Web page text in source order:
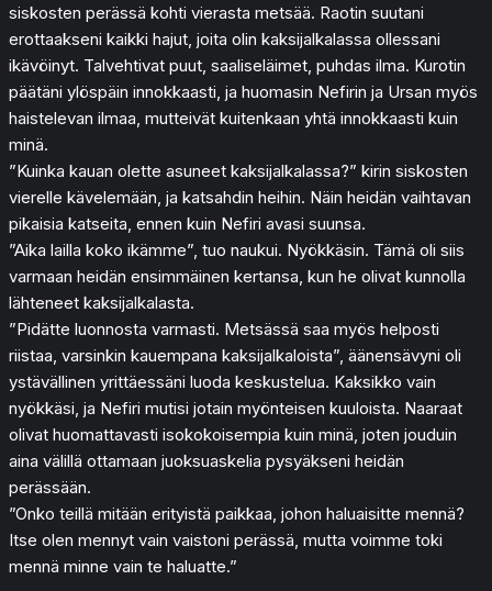
siskosten perässä kohti vierasta metsää. Raotin suutani
erottaakseni kaikki hajut, joita olin kaksijalkalassa ollessani
ikävöinyt. Talvehtivat puut, saaliseläimet, puhdas ilma. Kurotin
päätäni ylöspäin innokkaasti, ja huomasin Nefirin ja Ursan myös
haistelevan ilmaa, mutteivät kuitenkaan yhtä innokkaasti kuin
minä.
”Kuinka kauan olette asuneet kaksijalkalassa?” kirin siskosten
vierelle kävelemään, ja katsahdin heihin. Näin heidän vaihtavan
pikaisia katseita, ennen kuin Nefiri avasi suunsa.
”Aika lailla koko ikämme”, tuo naukui. Nyökkäsin. Tämä oli siis
varmaan heidän ensimmäinen kertansa, kun he olivat kunnolla
lähteneet kaksijalkalasta.
”Pidätte luonnosta varmasti. Metsässä saa myös helposti
riistaa, varsinkin kauempana kaksijalkaloista”, äänensävyni oli
ystävällinen yrittäessäni luoda keskustelua. Kaksikko vain
nyökkäsi, ja Nefiri mutisi jotain myönteisen kuuloista. Naaraat
olivat huomattavasti isokokoisempia kuin minä, joten jouduin
aina välillä ottamaan juoksuaskelia pysyäkseni heidän
perässään.
”Onko teillä mitään erityistä paikkaa, johon haluaisitte mennä?
Itse olen mennyt vain vaistoni perässä, mutta voimme toki
mennä minne vain te haluatte.”